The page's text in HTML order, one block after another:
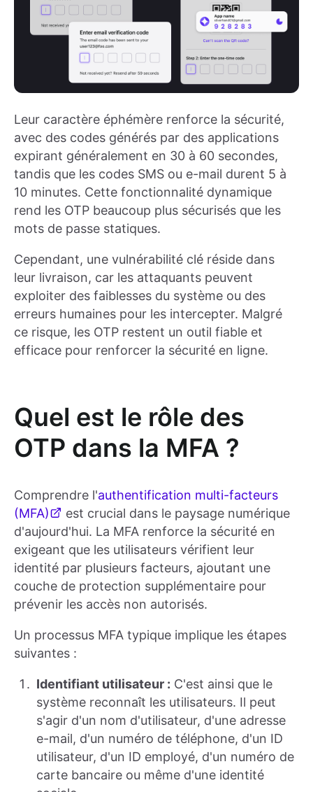
Leur caractère éphémère renforce la sécurité,
avec des codes générés par des applications
expirant généralement en 30 à 60 secondes,
tandis que les codes SMS ou e-mail durent 5 à
10 minutes. Cette fonctionnalité dynamique
rend les OTP beaucoup plus sécurisés que les
mots de passe statiques.
Cependant, une vulnérabilité clé réside dans
leur livraison, car les attaquants peuvent
exploiter des faiblesses du système ou des
erreurs humaines pour les intercepter. Malgré
ce risque, les OTP restent un outil fiable et
efficace pour renforcer la sécurité en ligne.
Quel est le rôle des
OTP dans la MFA ?
Comprendre l'authentification multi-facteurs
(MFA)
est crucial dans le paysage numérique
d'aujourd'hui. La MFA renforce la sécurité en
exigeant que les utilisateurs vérifient leur
identité par plusieurs facteurs, ajoutant une
couche de protection supplémentaire pour
prévenir les accès non autorisés.
Un processus MFA typique implique les étapes
suivantes :
Identifiant utilisateur : C'est ainsi que le
système reconnaît les utilisateurs. Il peut
s'agir d'un nom d'utilisateur, d'une adresse
e-mail, d'un numéro de téléphone, d'un ID
utilisateur, d'un ID employé, d'un numéro de
carte bancaire ou même d'une identité